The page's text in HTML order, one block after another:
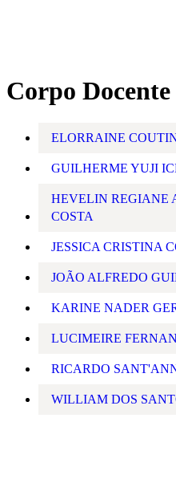
Corpo Docente
ELORRAINE
GUILHERME YUJI
HEVELIN REGIANE
COSTA
JESSICA CRISTINA
JOÃO ALFREDO
KARINE NADER
LUCIMEIRE
RICARDO
WILLIAM DOS